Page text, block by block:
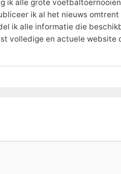
ik alle grote
ik al het nieuws
ik alle informatie die
volledige en actuele website